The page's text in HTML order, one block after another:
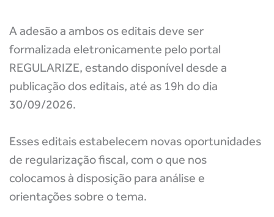
A adesão a ambos os editais deve ser
formalizada eletronicamente pelo portal
REGULARIZE, estando disponível desde a
publicação dos editais, até as 19h do dia
30/09/2026.
Esses editais estabelecem novas oportunidades
de regularização fiscal, com o que nos
colocamos à disposição para análise e
orientações sobre o tema.